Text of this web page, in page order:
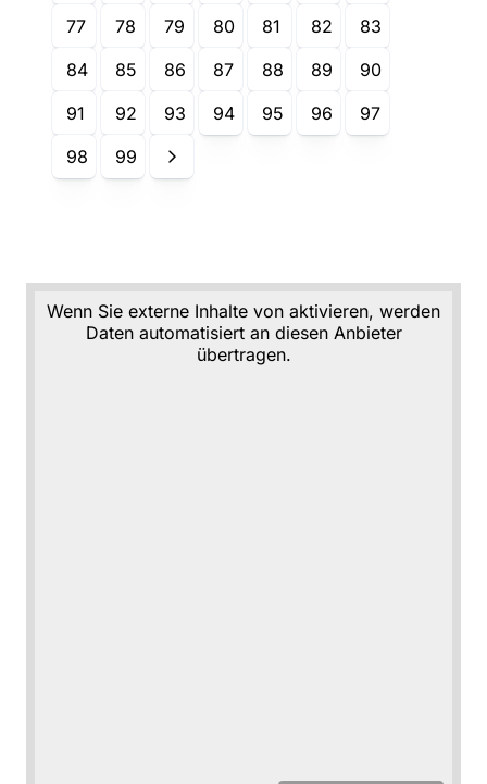
77
78 79 80 81 82
83
84
85 86 87 88 89
90
91
92 93 94 95 96
97
98
99
Wenn Sie externe Inhalte von aktivieren, werden
Daten automatisiert an diesen Anbieter
übertragen.